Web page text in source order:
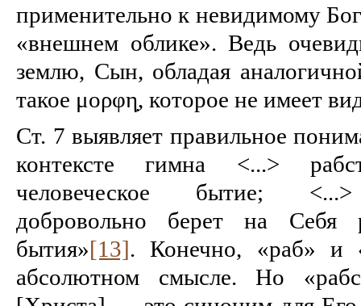
применительно к невидимому
«внешнем облике». Ведь
землю, Сын, обладая
такое μορφη̣, которое не имеет
Ст. 7 выявляет правильное
контек­сте гимна <...>
человеческое бытие;
добровольно берет на Себя
бытия»[13]. Конечно, «раб» и
абсолютном смысле. Но